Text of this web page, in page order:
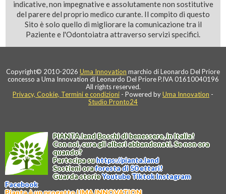
indicative, non impegnative e assolutamente non sostitutive
del parere del proprio medico curante. Il compito di questo
Sito è solo quello di migliorare la comunicazione tra il
Paziente e l'Odontoiatra attraverso servizi specifici.
Copyright© 2010-2026 Uma Innovation marchio di Leonardo Del Priore
concesso a Uma Innovation di Leonardo Del Priore P.IVA 01610040196
All rights reserved.
Privacy, Cookie, Termini e condizioni - Powered byUma Innovation -
Studio Pronto24
PIANTA.landBoschi di benessere, in Italia!
Con noi, cura gli alberi abbandonati. Se non ora
quando?
Partecipa suhttps://pianta.land
Sostieni oraforesta di 50 ettari!
Guarda storieYoutubeTiktokInstagram
Facebook
Pianta è un progetto UMA INNOVATION